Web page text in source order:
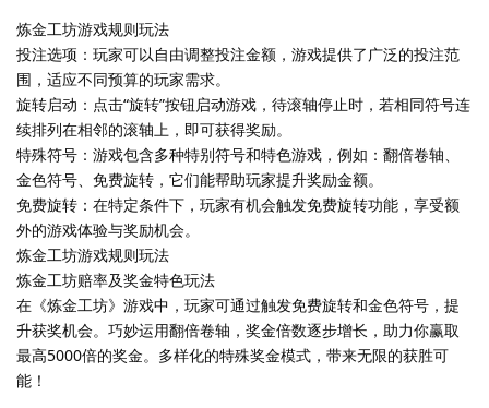
炼金工坊游戏规则玩法
投注选项：玩家可以自由调整投注金额，游戏提供了广泛的投注范
围，适应不同预算的玩家需求。
旋转启动：点击“旋转”按钮启动游戏，待滚轴停止时，若相同符号连
续排列在相邻的滚轴上，即可获得奖励。
特殊符号：游戏包含多种特别符号和特色游戏，例如：翻倍卷轴、
金色符号、免费旋转，它们能帮助玩家提升奖励金额。
免费旋转：在特定条件下，玩家有机会触发免费旋转功能，享受额
外的游戏体验与奖励机会。
炼金工坊游戏规则玩法
炼金工坊赔率及奖金特色玩法
在《炼金工坊》游戏中，玩家可通过触发免费旋转和金色符号，提
升获奖机会。巧妙运用翻倍卷轴，奖金倍数逐步增长，助力你赢取
最高5000倍的奖金。多样化的特殊奖金模式，带来无限的获胜可
能！